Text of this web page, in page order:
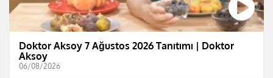
Doktor Aksoy 7 Ağustos 2026 Tanıtımı | Doktor
Aksoy
06/08/2026